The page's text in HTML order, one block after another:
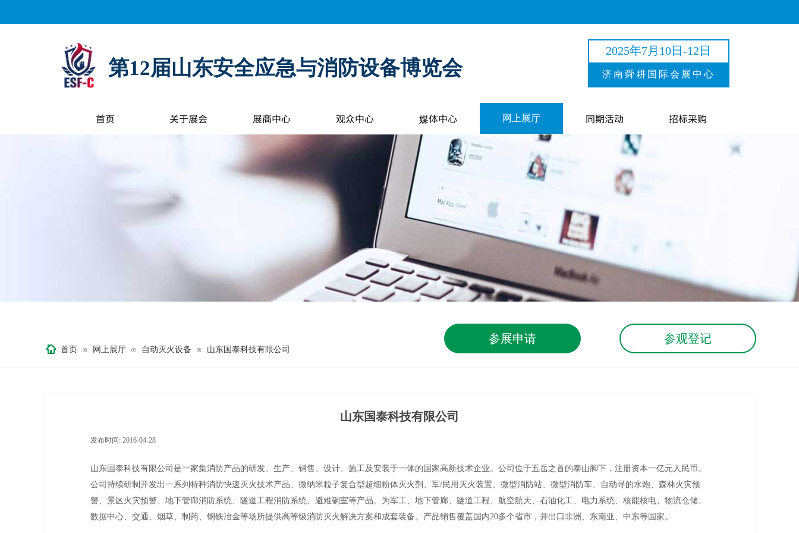
2025年7月10日-12日
第12届山东安全应急与消防设备博览会 济南舜耕国际会展中心
首页 关于展会 展商中心 观众中心 媒体中心 网上展厅 同期活动 招标采购
首页 ⊙ 网上展厅 ⊙ 自动灭火设备 ⊙ 山东国泰科技有限公司
参展申请 参观登记
山东国泰科技有限公司
发布时间: 2016-04-28
山东国泰科技有限公司是一家集消防产品的研发、生产、销售、设计、施工及安装于一体的国家高新技术企业。公司位于五岳之首的泰山脚下，注册资本一亿元人民币。
公司持续研制开发出一系列特种消防快速灭火技术产品、微纳米粒子复合型超细粉体灭火剂、军/民用灭火装置、微型消防站、微型消防车、自动寻的水炮、森林火灾预
警、景区火灾预警、地下管廊消防系统、隧道工程消防系统、避难硐室等产品。为军工、地下管廊、隧道工程、航空航天、石油化工、电力系统、核能核电、物流仓储、
数据中心、交通、烟草、制药、钢铁冶金等场所提供高等级消防灭火解决方案和成套装备。产品销售覆盖国内20多个省市，并出口非洲、东南亚、中东等国家。